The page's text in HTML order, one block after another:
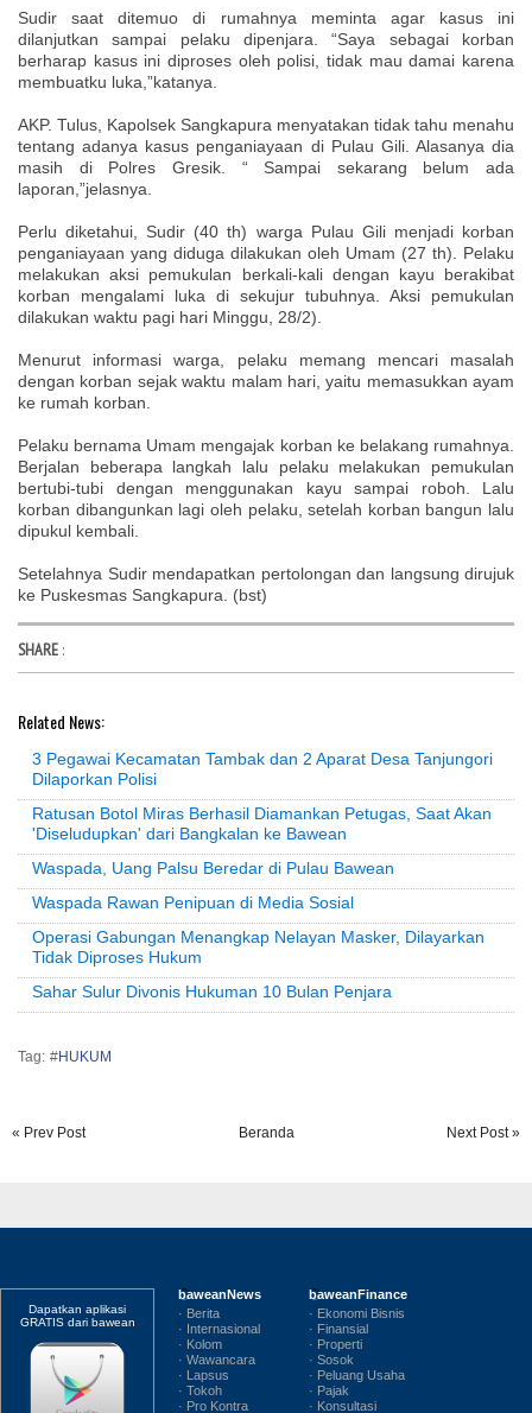
Sudir saat ditemuo di rumahnya meminta agar kasus ini
dilanjutkan sampai pelaku dipenjara. “Saya sebagai korban
berharap kasus ini diproses oleh polisi, tidak mau damai karena
membuatku luka,”katanya.
AKP. Tulus, Kapolsek Sangkapura menyatakan tidak tahu menahu
tentang adanya kasus penganiayaan di Pulau Gili. Alasanya dia
masih di Polres Gresik. “ Sampai sekarang belum ada
laporan,”jelasnya.
Perlu diketahui, Sudir (40 th) warga Pulau Gili menjadi korban
penganiayaan yang diduga dilakukan oleh Umam (27 th). Pelaku
melakukan aksi pemukulan berkali-kali dengan kayu berakibat
korban mengalami luka di sekujur tubuhnya. Aksi pemukulan
dilakukan waktu pagi hari Minggu, 28/2).
Menurut informasi warga, pelaku memang mencari masalah
dengan korban sejak waktu malam hari, yaitu memasukkan ayam
ke rumah korban.
Pelaku bernama Umam mengajak korban ke belakang rumahnya.
Berjalan beberapa langkah lalu pelaku melakukan pemukulan
bertubi-tubi dengan menggunakan kayu sampai roboh. Lalu
korban dibangunkan lagi oleh pelaku, setelah korban bangun lalu
dipukul kembali.
Setelahnya Sudir mendapatkan pertolongan dan langsung dirujuk
ke Puskesmas Sangkapura. (bst)
SHARE :
Related News:
3 Pegawai Kecamatan Tambak dan 2 Aparat Desa Tanjungori
Dilaporkan Polisi
Ratusan Botol Miras Berhasil Diamankan Petugas, Saat Akan
'Diseludupkan' dari Bangkalan ke Bawean
Waspada, Uang Palsu Beredar di Pulau Bawean
Waspada Rawan Penipuan di Media Sosial
Operasi Gabungan Menangkap Nelayan Masker, Dilayarkan
Tidak Diproses Hukum
Sahar Sulur Divonis Hukuman 10 Bulan Penjara
Tag: #HUKUM
« Prev Post Next Post »
Beranda
Dapatkan aplikasi
GRATIS dari bawean
baweanNews
· Berita
· Internasional
· Kolom
· Wawancara
· Lapsus
· Tokoh
· Pro Kontra
baweanFinance
· Ekonomi Bisnis
· Finansial
· Properti
· Sosok
· Peluang Usaha
· Pajak
· Konsultasi